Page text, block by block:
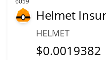
Helmet
HELMET
$0.0019382